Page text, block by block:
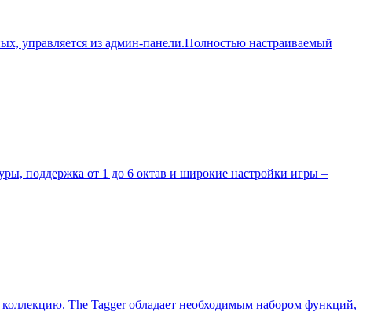
управляется из админ-панели.Полностью настраиваемый
поддержка от 1 до 6 октав и широкие настройки игры –
The Tagger обладает необходимым набором функций,